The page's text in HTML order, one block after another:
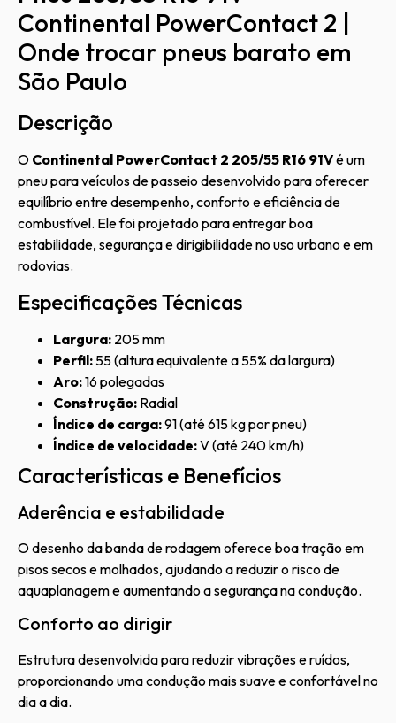
Continental PowerContact 2 |
Onde trocar pneus barato em
São Paulo
Descrição
O Continental PowerContact 2 205/55 R16 91Vé um
pneu para veículos de passeio desenvolvido para oferecer
equilíbrio entre desempenho, conforto e eficiência de
combustível. Ele foi projetado para entregar boa
estabilidade, segurança e dirigibilidade no uso urbano e em
rodovias.
Especificações Técnicas
Largura: 205 mm
Perfil: 55 (altura equivalente a 55% da largura)
Aro:16 polegadas
Construção: Radial
Índice de carga:91 (até 615 kg por pneu)
Índice de velocidade:V (até 240 km/h)
Características e Benefícios
Aderência e estabilidade
O desenho da banda de rodagem oferece boa tração em
pisos secos e molhados, ajudando a reduzir o risco de
aquaplanagem e aumentando a segurança na condução.
Conforto ao dirigir
Estrutura desenvolvida para reduzir vibrações e ruídos,
proporcionando uma condução mais suave e confortável no
dia a dia.